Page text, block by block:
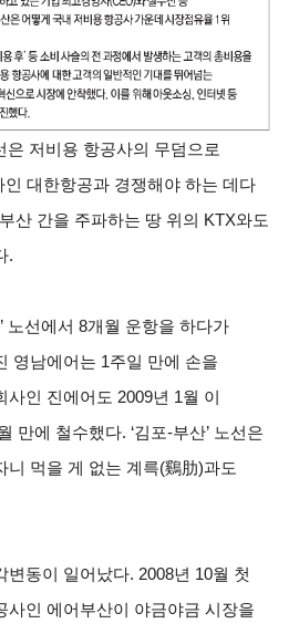
은 저비용 항공사의 무덤으로
대한항공과 경쟁해야 하는 데다
부산 간을 주파하는 땅 위의 KTX와도
.
노선에서 8개월 운항을 하다가
영남에어는 1주일 만에 손을
인 진에어도 2009년 1월 이
만에 철수했다. ‘김포-부산’ 노선은
니 먹을 게 없는 계륵(鷄肋)과도
변동이 일어났다. 2008년 10월 첫
사인 에어부산이 야금야금 시장을